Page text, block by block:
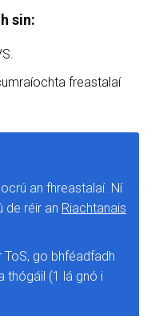
sin:
freastalaí
an fhreastalaí. Ní
de réir an Riachtanais
ToS, go bhféadfadh
thógáil (1 lá gnó i